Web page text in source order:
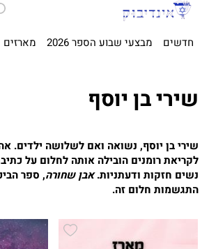
חדשים מבצעי שבוע הספר 2026
שירי בן יוסף
שירי בן יוסף, נשואה ואם לשלושה ילדים.
לקריאת רומנים הובילה אותה לחלום על
נשים חזקות ודעתניות.אבן שחורה, ספר
התגשמות חלום זה.